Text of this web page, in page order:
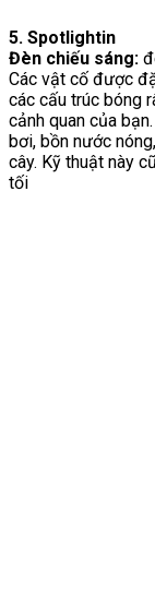
5. Spotlightin
Đèn chiếu sáng:
Các vật cố được
các cấu trúc bóng
cảnh quan của
bơi, bồn nước
cây. Kỹ thuật này
tối